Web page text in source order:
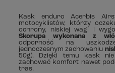
Kask enduro Acerbis
motocyklistów, którzy
ochrony, niskiej wagi i
Skorupa wykonana z
odporność na
jednoczesnym zachowaniu
50g). Dzięki temu kask
zachować komfort nawet
tras.